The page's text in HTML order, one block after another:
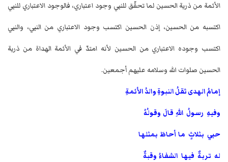
الأئمة من ذرية الحسين لما تحقّق للنبي وجود اعتباري، فالوجود الاعتباري للنبي
اكتسبه من الحسين، إذن الحسين اكتسب وجود الاعتباري من النبي، والنبي
اكتسب وجوده الاعتباري من الحسين لأنه امتدّ في الأئمة الهداة من ذرية
الحسين صلوات الله وسلامه عليهم أجمعين.
إمامُ الهدى ثقلُ النبوةِ والدُ الأئمةِ
وفيهِ رسولُ اللهِ قالَ وقولُهُ
حبي بثلاثٍ ما أحاطَ بمثلها
له تربةٌ فيها الشفاءُ وقبةٌ